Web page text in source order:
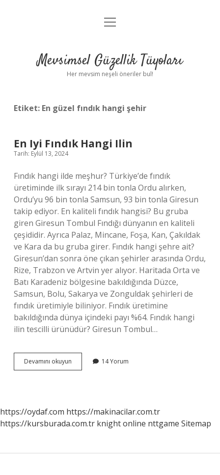
Anasayfa
Yasal Uyarı
menüyü
Mevsimsel Güzellik Tüyoları
Her mevsim neşeli öneriler bul!
Etiket: En güzel fındık hangi şehir
En Iyi Fındık Hangi Ilin
Tarih: Eylül 13, 2024
Fındık hangi ilde meşhur? Türkiye’de fındık
üretiminde ilk sırayı 214 bin tonla Ordu alırken,
Ordu’yu 96 bin tonla Samsun, 93 bin tonla Giresun
takip ediyor. En kaliteli fındık hangisi? Bu gruba
giren Giresun Tombul Fındığı dünyanın en kaliteli
çeşididir. Ayrıca Palaz, Mincane, Foşa, Kan, Çakıldak
ve Kara da bu gruba girer. Fındık hangi şehre ait?
Giresun’dan sonra öne çıkan şehirler arasında Ordu,
Rize, Trabzon ve Artvin yer alıyor. Haritada Orta ve
Batı Karadeniz bölgesine bakıldığında Düzce,
Samsun, Bolu, Sakarya ve Zonguldak şehirleri de
fındık üretimiyle biliniyor. Fındık üretimine
bakıldığında dünya içindeki payı %64. Fındık hangi
ilin tescilli ürünüdür? Giresun Tombul…
Devamını okuyun
Iyi
14 Yorum
https://oydaf.com https://makinacilar.com.tr
https://kursburada.com.tr knight online nttgame Sitemap